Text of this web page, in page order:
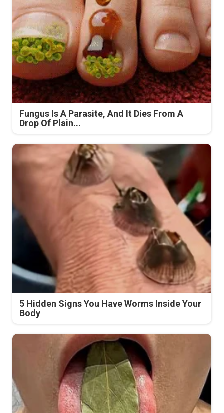
Fungus Is A Parasite, And It Dies From A
Drop Of Plain...
5 Hidden Signs You Have Worms Inside Your
Body